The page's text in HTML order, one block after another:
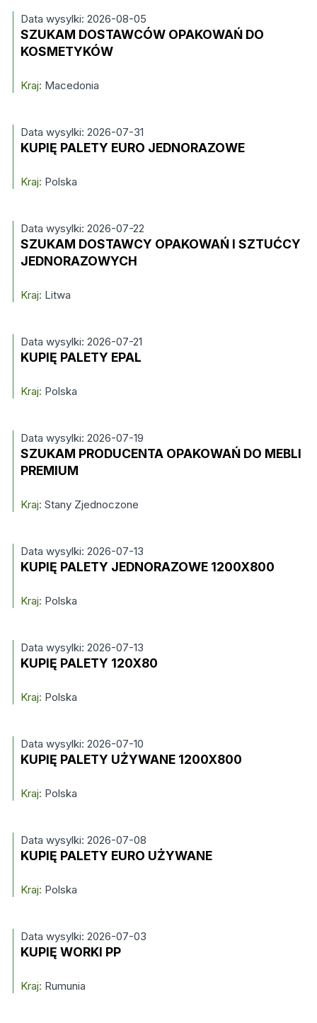
Data wysylki: 2026-08-05
SZUKAM DOSTAWCÓW OPAKOWAŃ DO
KOSMETYKÓW
Kraj: Macedonia
Data wysylki: 2026-07-31
KUPIĘ PALETY EURO JEDNORAZOWE
Kraj: Polska
Data wysylki: 2026-07-22
SZUKAM DOSTAWCY OPAKOWAŃ I SZTUĆCY
JEDNORAZOWYCH
Kraj: Litwa
Data wysylki: 2026-07-21
KUPIĘ PALETY EPAL
Kraj: Polska
Data wysylki: 2026-07-19
SZUKAM PRODUCENTA OPAKOWAŃ DO MEBLI
PREMIUM
Kraj: Stany Zjednoczone
Data wysylki: 2026-07-13
KUPIĘ PALETY JEDNORAZOWE 1200X800
Kraj: Polska
Data wysylki: 2026-07-13
KUPIĘ PALETY 120X80
Kraj: Polska
Data wysylki: 2026-07-10
KUPIĘ PALETY UŻYWANE 1200X800
Kraj: Polska
Data wysylki: 2026-07-08
KUPIĘ PALETY EURO UŻYWANE
Kraj: Polska
Data wysylki: 2026-07-03
KUPIĘ WORKI PP
Kraj: Rumunia